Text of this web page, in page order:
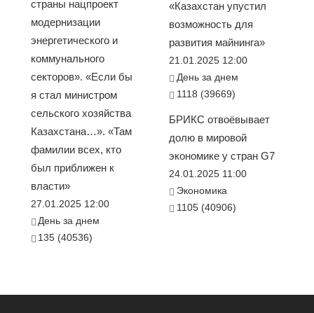
страны нацпроект
модернизации
энергетического и
коммунального
секторов». «Если бы
я стал министром
сельского хозяйства
Казахстана…». «Там
фамилии всех, кто
был приближен к
власти»
27.01.2025 12:00
День за днем
135 (40536)
«Казахстан упустил
возможность для
развития майнинга»
21.01.2025 12:00
День за днем
1118 (39669)
БРИКС отвоёвывает
долю в мировой
экономике у стран G7
24.01.2025 11:00
Экономика
1105 (40906)